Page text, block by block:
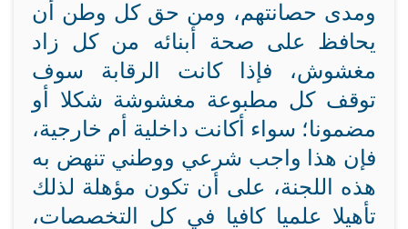
ومدى حصانتهم، ومن حق كل وطن أن
يحافظ على صحة أبنائه من كل زاد
مغشوش، فإذا كانت الرقابة سوف
توقف كل مطبوعة مغشوشة شكلا أو
مضمونا؛ سواء أكانت داخلية أم خارجية،
فإن هذا واجب شرعي ووطني تنهض به
هذه اللجنة، على أن تكون مؤهلة لذلك
تأهيلا علميا كافيا في كل التخصصات،